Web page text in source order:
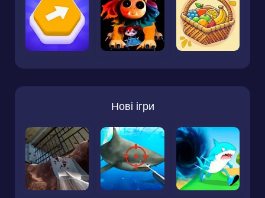
Нові ігри